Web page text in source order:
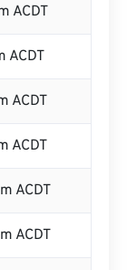
ACDT
ACDT
ACDT
ACDT
ACDT
ACDT